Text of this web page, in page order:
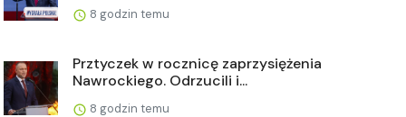
8 godzin temu
Prztyczek w rocznicę zaprzysiężenia
Nawrockiego. Odrzucili i...
8 godzin temu